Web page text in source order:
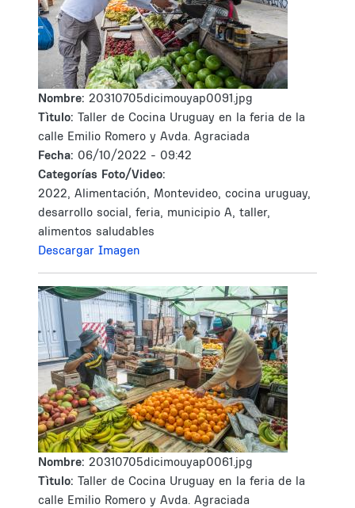
Nombre: 20310705dicimouyap0091.jpg
Tìtulo: Taller de Cocina Uruguay en la feria de la
calle Emilio Romero y Avda. Agraciada
Fecha: 06/10/2022 - 09:42
Categorías Foto/Video:
2022, Alimentación, Montevideo, cocina uruguay,
desarrollo social, feria, municipio A, taller,
alimentos saludables
Descargar Imagen
Nombre: 20310705dicimouyap0061.jpg
Tìtulo: Taller de Cocina Uruguay en la feria de la
calle Emilio Romero y Avda. Agraciada